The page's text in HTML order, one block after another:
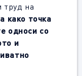
труд на
како точка
односи со
и